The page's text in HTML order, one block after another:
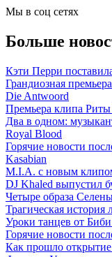
Мы в соц сетях
Больше
Кэти Перри
Грандиозная
Die Antwoord
Премьера клипа
Два в одном:
Royal Blood
Горячие новости
Kasabian
M.I.A. с новым
DJ Khaled выпустил
Четыре образа
Трагическая
Уроки танцев от
Горячие новости
Как прошло